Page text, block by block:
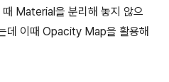
Material을 분리해 놓지 않으
데 이때 Opacity Map을 활용해